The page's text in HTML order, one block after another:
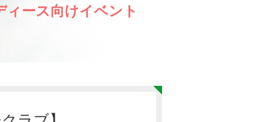
ィース向けイベント